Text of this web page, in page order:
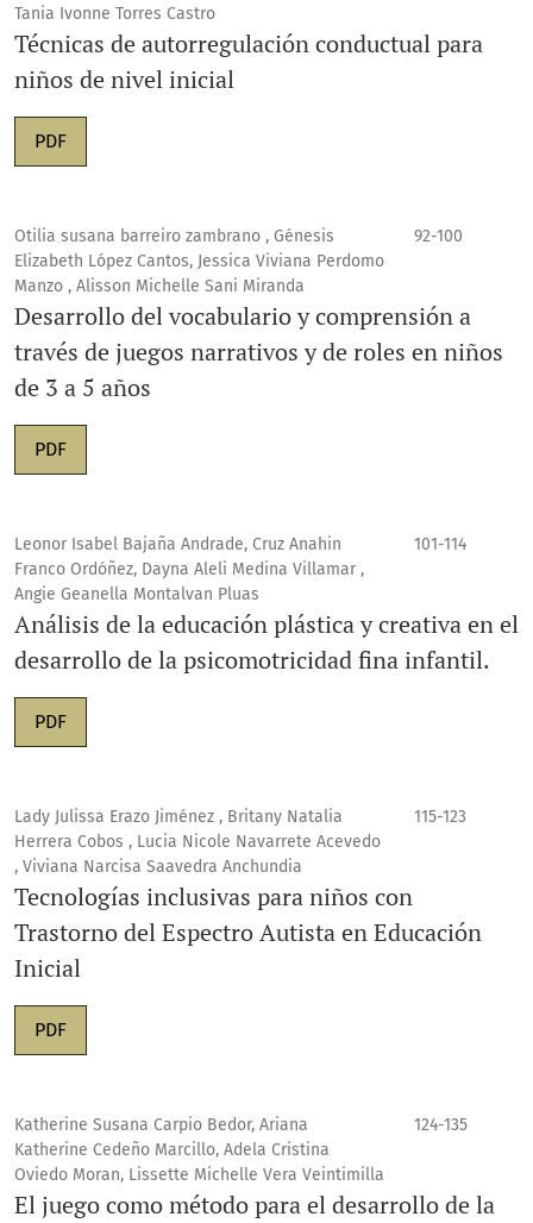
Tania Ivonne Torres Castro
Técnicas de autorregulación conductual para
niños de nivel inicial
PDF
Otilia susana barreiro zambrano , Génesis
Elizabeth López Cantos, Jessica Viviana Perdomo
Manzo , Alisson Michelle Sani Miranda
92-100
Desarrollo del vocabulario y comprensión a
través de juegos narrativos y de roles en niños
de 3 a 5 años
PDF
Leonor Isabel Bajaña Andrade, Cruz Anahin
Franco Ordóñez, Dayna Aleli Medina Villamar ,
Angie Geanella Montalvan Pluas
101-114
Análisis de la educación plástica y creativa en el
desarrollo de la psicomotricidad fina infantil.
PDF
Lady Julissa Erazo Jiménez , Britany Natalia
Herrera Cobos , Lucia Nicole Navarrete Acevedo
, Viviana Narcisa Saavedra Anchundia
115-123
Tecnologías inclusivas para niños con
Trastorno del Espectro Autista en Educación
Inicial
PDF
Katherine Susana Carpio Bedor, Ariana
Katherine Cedeño Marcillo, Adela Cristina
Oviedo Moran, Lissette Michelle Vera Veintimilla
124-135
El juego como método para el desarrollo de la